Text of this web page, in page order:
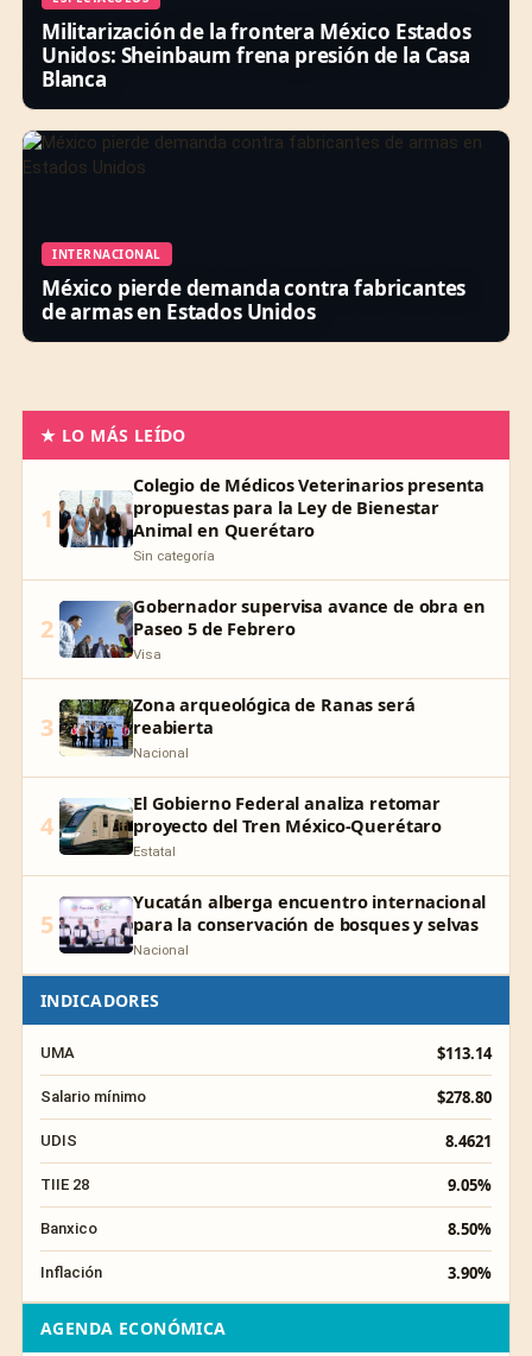
Militarización de la frontera México Estados
Unidos: Sheinbaum frena presión de la Casa
Blanca
INTERNACIONAL
México pierde demanda contra fabricantes
de armas en Estados Unidos
★ LO MÁS LEÍDO
1
Colegio de Médicos Veterinarios presenta
propuestas para la Ley de Bienestar
Animal en Querétaro
Sin categoría
2
Gobernador supervisa avance de obra en
Paseo 5 de Febrero
Visa
3
Zona arqueológica de Ranas será
reabierta
Nacional
4
El Gobierno Federal analiza retomar
proyecto del Tren México-Querétaro
Estatal
5
Yucatán alberga encuentro internacional
para la conservación de bosques y selvas
Nacional
INDICADORES
UMA $113.14
Salario mínimo $278.80
UDIS 8.4621
TIIE 28 9.05%
Banxico 8.50%
Inflación 3.90%
AGENDA ECONÓMICA